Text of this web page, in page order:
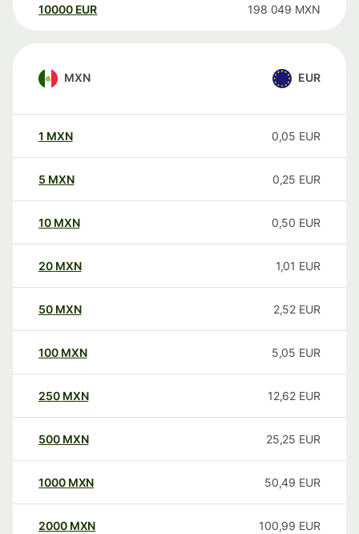
10000 EUR 198 049 MXN
MXN EUR
1 MXN 0,05 EUR
5 MXN 0,25 EUR
10 MXN 0,50 EUR
20 MXN 1,01 EUR
50 MXN 2,52 EUR
100 MXN 5,05 EUR
250 MXN 12,62 EUR
500 MXN 25,25 EUR
1000 MXN 50,49 EUR
2000 MXN 100,99 EUR